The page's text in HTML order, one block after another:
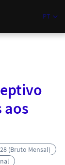
PT
aos
(Bruto Mensal)